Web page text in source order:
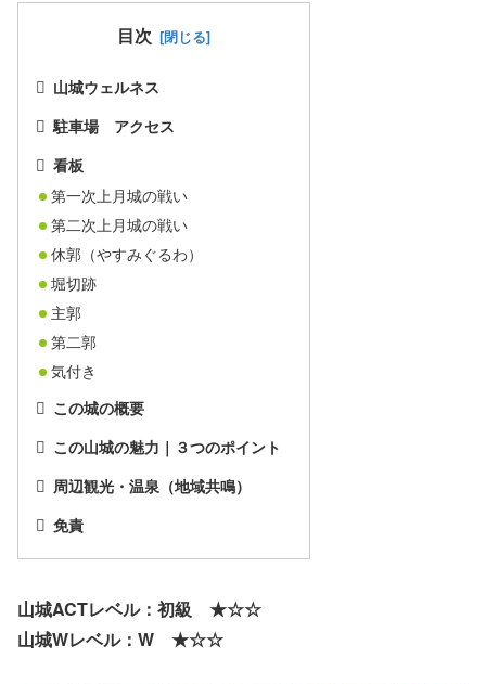
目次
山城ウェルネス
駐車場 アクセス
看板
第一次上月城の戦い
第二次上月城の戦い
休郭（やすみぐるわ）
堀切跡
主郭
第二郭
気付き
この城の概要
この山城の魅力｜３つのポイント
周辺観光・温泉（地域共鳴）
免責
山城ACTレベル：初級 ★☆☆
山城Wレベル：W ★☆☆